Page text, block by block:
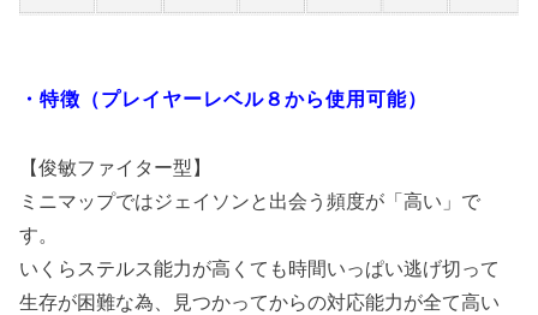
・特徴（プレイヤーレベル８から使用可能）
【俊敏ファイター型】
ミニマップではジェイソンと出会う頻度が「高い」で
す。
いくらステルス能力が高くても時間いっぱい逃げ切って
生存が困難な為、見つかってからの対応能力が全て高い